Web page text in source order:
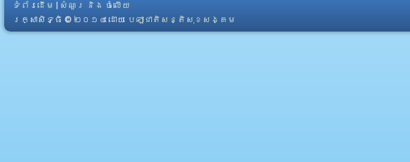
ទំព័រដើម
សំណួរ និង ចំលើយ
រក្សាសិទ្ធិ © ២០១៤ ដោយ​ បេឡាជាតិសន្តិសុខសង្គម